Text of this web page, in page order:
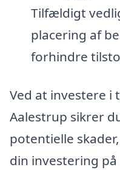
Tilfældigt
placering af
forhindre
Ved at investere i
Aalestrup sikrer
potentielle
din investering